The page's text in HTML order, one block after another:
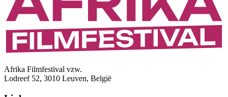
Afrika Filmfestival vzw.
Lodreef 52, 3010 Leuven, België